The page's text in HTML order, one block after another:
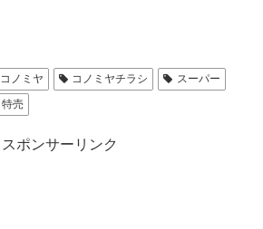
コノミヤ コノミヤチラシ
スーパー
特売
スポンサーリンク